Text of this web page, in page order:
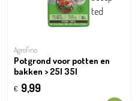
Agrofino
Potgrond voor potten en
bakken > 25l 35l
€ 9,99